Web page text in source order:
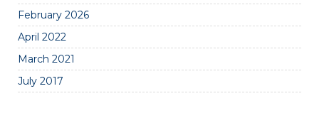
February 2026
April 2022
March 2021
July 2017